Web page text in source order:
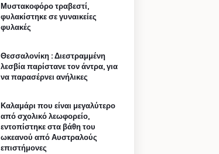
Μυστακοφόρο τραβεστί,
φυλακίστηκε σε γυναικείες
φυλακές
Θεσσαλονίκη : Διεστραμμένη
λεσβία παρίστανε τον άντρα, για
να παρασέρνει ανήλικες
Καλαμάρι που είναι μεγαλύτερο
από σχολικό λεωφορείο,
εντοπίστηκε στα βάθη του
ωκεανού από Αυστραλούς
επιστήμονες